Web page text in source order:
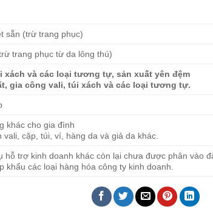
sẵn (trừ trang phục)
trang phục từ da lông thú)
xách và các loại tương tự, sản xuất yên đệm
gia công vali, túi xách và các loại tương tự.
khác cho gia đình
vali, cặp, túi, ví, hàng da và giả da khác.
hỗ trợ kinh doanh khác còn lại chưa được phân vào
khẩu các loại hàng hóa công ty kinh doanh.